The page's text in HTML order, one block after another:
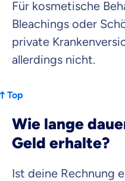
Für kosmetische
Bleachings oder
private
allerdings nicht.
Top
Wie lange
Geld erhalte?
Ist deine Rechnung